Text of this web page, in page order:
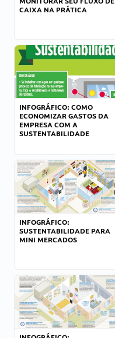
CAIXA NA PRÁTICA
INFOGRÁFICO: COMO
ECONOMIZAR GASTOS DA
EMPRESA COM A
SUSTENTABILIDADE
INFOGRÁFICO:
SUSTENTABILIDADE PARA
MINI MERCADOS